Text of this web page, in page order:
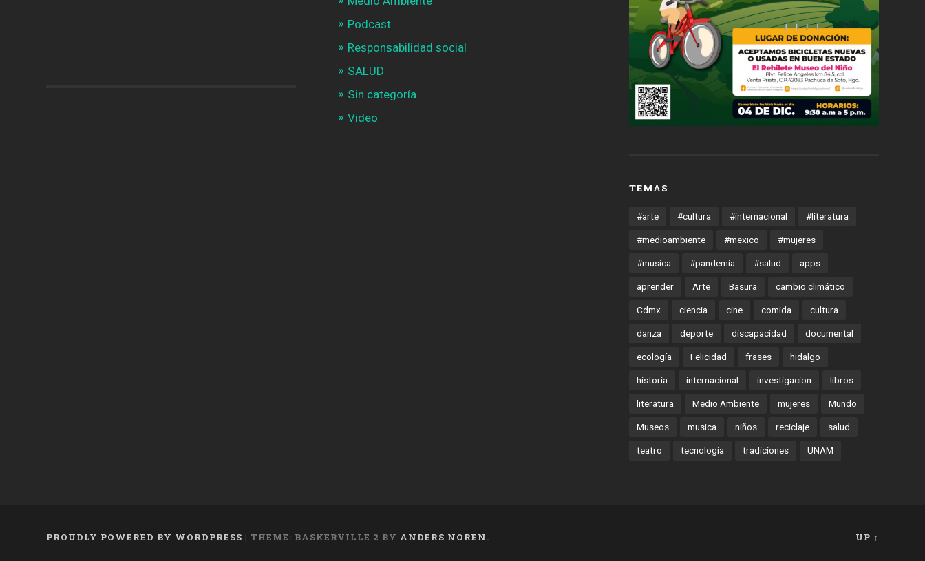
Podcast
Responsabilidad social
SALUD
Sin categoría
Video
TEMAS
#arte #cultura #internacional #literatura
#medioambiente #mexico #mujeres
#musica #pandemia #salud apps
aprender Arte Basura cambio climático
Cdmx ciencia cine comida cultura
danza deporte discapacidad documental
ecología Felicidad frases hidalgo
historia internacional investigacion libros
literatura Medio Ambiente mujeres Mundo
Museos musica niños reciclaje salud
teatro tecnologia tradiciones UNAM
PROUDLY POWERED BY WORDPRESS | THEME: BASKERVILLE 2 BY ANDERS NOREN. UP ↑